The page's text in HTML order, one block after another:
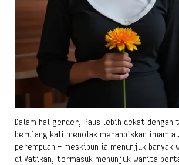
Dalam hal gender, Paus lebih dekat dengan
berulang kali menolak menahbiskan imam
perempuan – meskipun ia menunjuk banyak
di Vatikan, termasuk menunjuk wanita